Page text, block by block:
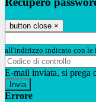
button close ×
all'indirizzo indicato con le
E-mail inviata, si prega
Errore